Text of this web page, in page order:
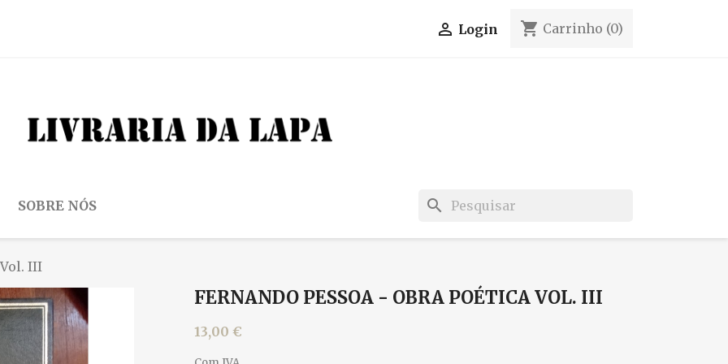
 Login shopping_cart Carrinho (0)
SOBRE NÓS search
III
FERNANDO PESSOA - OBRA POÉTICA VOL. III
13,00 €